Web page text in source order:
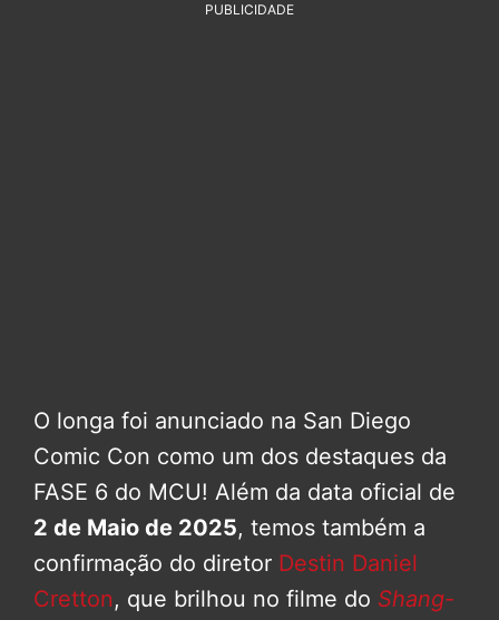
PUBLICIDADE
O longa foi anunciado na San Diego
Comic Con como um dos destaques da
FASE 6 do MCU! Além da data oficial de
2 de Maio de 2025, temos também a
confirmação do diretor Destin Daniel
Cretton, que brilhou no filme do Shang-